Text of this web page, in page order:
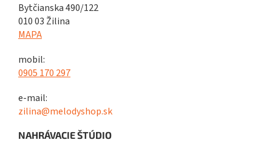
Bytčianska 490/122
010 03 Žilina
MAPA
mobil:
0905 170 297
e-mail:
zilina@melodyshop.sk
NAHRÁVACIE ŠTÚDIO